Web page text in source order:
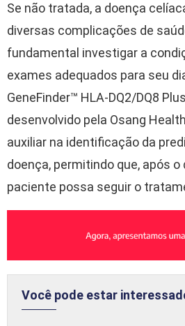
Se não tratada, a doença
diversas complicações de
fundamental investigar a
exames adequados para seu
GeneFinder™ HLA-DQ2/DQ8
desenvolvido pela Osang
auxiliar na identificação da
doença, permitindo que, após
paciente possa seguir o
Você pode estar